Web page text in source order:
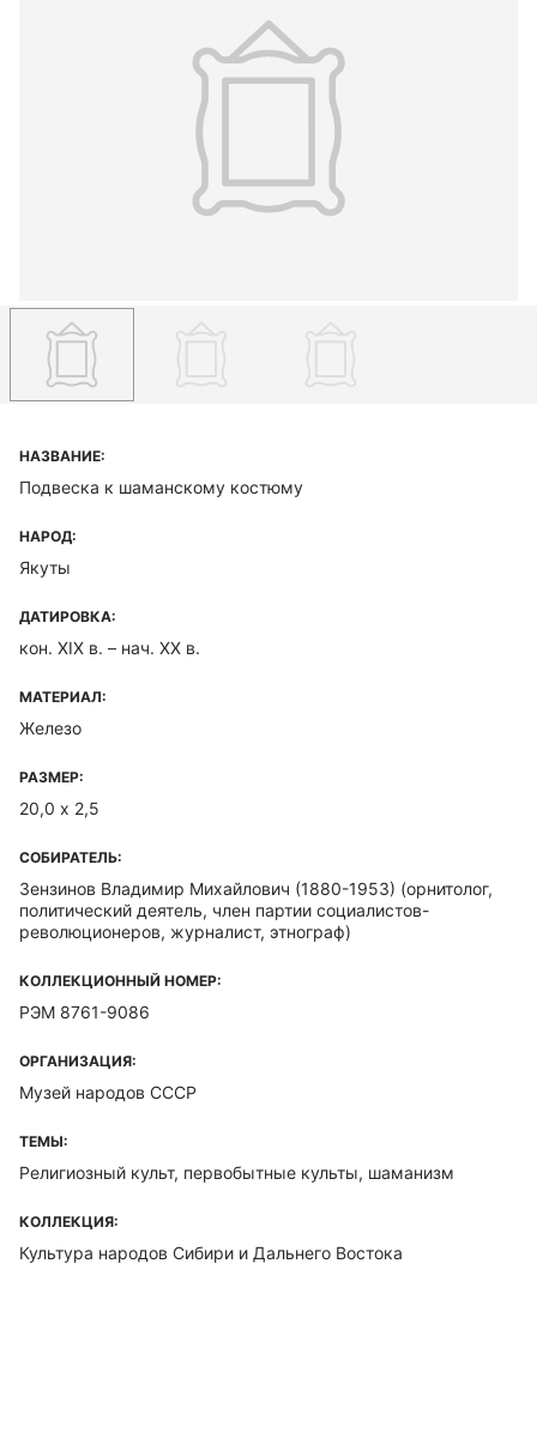
НАЗВАНИЕ:
Подвеска к шаманскому костюму
НАРОД:
Якуты
ДАТИРОВКА:
кон. XIX в. – нач. XX в.
МАТЕРИАЛ:
Железо
РАЗМЕР:
20,0 х 2,5
СОБИРАТЕЛЬ:
Зензинов Владимир Михайлович (1880-1953) (орнитолог,
политический деятель, член партии социалистов-
революционеров, журналист, этнограф)
КОЛЛЕКЦИОННЫЙ НОМЕР:
РЭМ 8761-9086
ОРГАНИЗАЦИЯ:
Музей народов СССР
ТЕМЫ:
Религиозный культ, первобытные культы, шаманизм
КОЛЛЕКЦИЯ:
Культура народов Сибири и Дальнего Востока